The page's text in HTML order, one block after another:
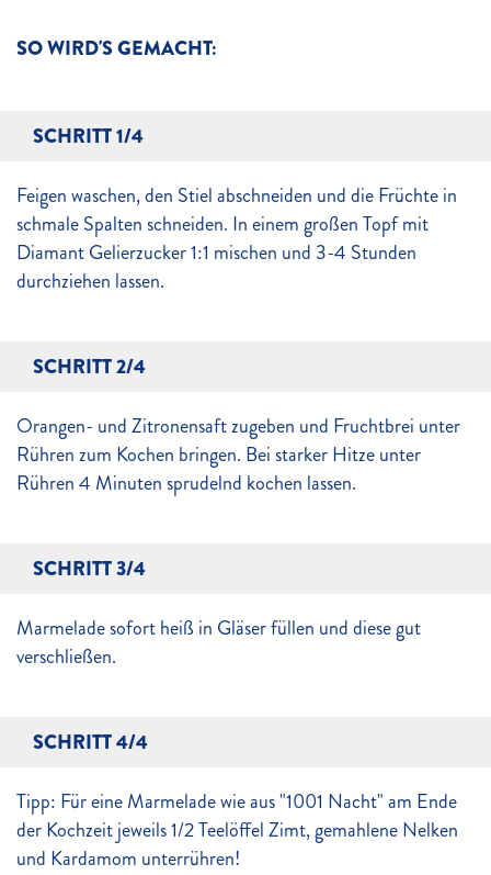
SO WIRD'S GEMACHT:
SCHRITT 1/4
Feigen waschen, den Stiel abschneiden und die Früchte in
schmale Spalten schneiden. In einem großen Topf mit
Diamant Gelierzucker 1:1 mischen und 3-4 Stunden
durchziehen lassen.
SCHRITT 2/4
Orangen- und Zitronensaft zugeben und Fruchtbrei unter
Rühren zum Kochen bringen. Bei starker Hitze unter
Rühren 4 Minuten sprudelnd kochen lassen.
SCHRITT 3/4
Marmelade sofort heiß in Gläser füllen und diese gut
verschließen.
SCHRITT 4/4
Tipp: Für eine Marmelade wie aus "1001 Nacht" am Ende
der Kochzeit jeweils 1/2 Teelöffel Zimt, gemahlene Nelken
und Kardamom unterrühren!